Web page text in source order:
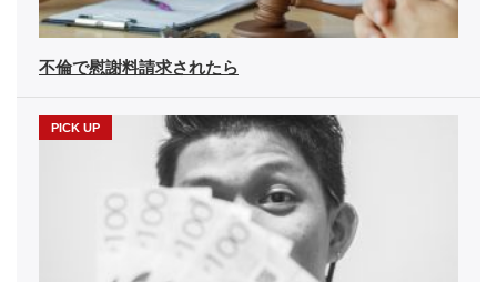
不倫で慰謝料請求されたら